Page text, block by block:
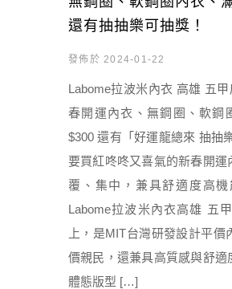
還有抽抽樂可抽獎！
發佈於 2024-01-22
Labome拉波米內衣 高雄 五
春開運內衣、無鋼圈、軟鋼
$300 還有「好運龍總來 抽抽
要買紅咚咚又喜氣的新春開
覆、集中，兼具舒適度高機
Labome拉波米內衣高雄 五
上，是MIT台灣研發設計平
價親民，還兼具高質感與舒適
體態版型 […]